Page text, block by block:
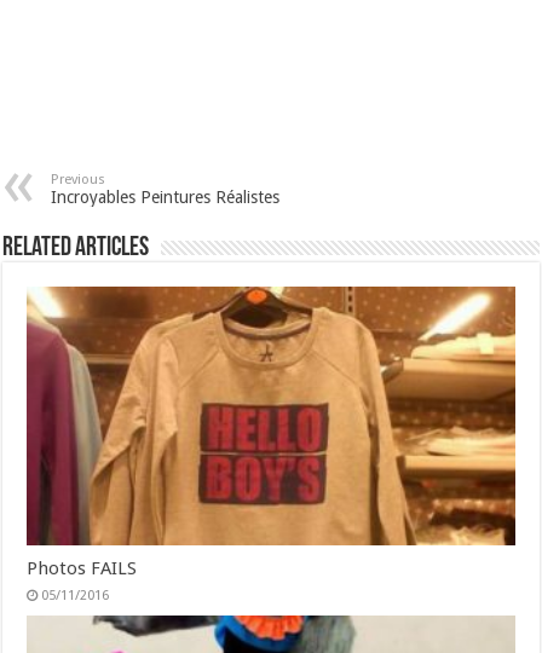
Previous
Incroyables Peintures Réalistes
Related Articles
Photos FAILS
05/11/2016